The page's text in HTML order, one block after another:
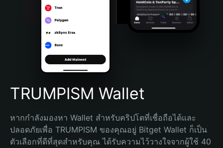
Português (Brasil)
Español (Argentina)
TRUMPISM Wallet
หากกำลังมองหา Wallet สำหรับคริปโตที่เชื่อถือได้และ
ปลอดภัยเพื่อ TRUMPISM ของคุณอยู่ Bitget Wallet ก็เป็น
ตัวเลือกที่ดีที่สุดสำหรับคุณ ได้รับความไว้วางใจจากผู้ใช้ 40